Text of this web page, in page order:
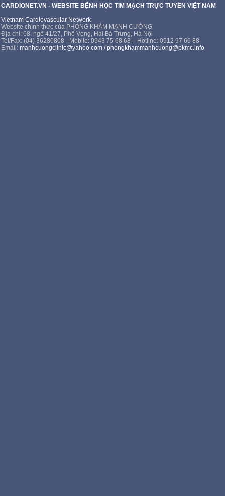
CARDIONET.VN - WEBSITE BỆNH HỌC TIM MẠCH TRỰC TUYẾN VIỆT NAM
Vietnam Cardiovascular Network
Website chính thức của PHÒNG KHÁM MẠNH CƯỜNG
Địa chỉ: 68, ngõ 41/27, Phố Vọng, Hai Bà Trưng, Hà Nội
Tel/Fax: (04) 36280808 - Mobile: 0943 75 68 68 – Hotline: 0912 97 66 88
Email:manhcuongclinic@yahoo.com /phongkhammanhcuong@pkmc.info